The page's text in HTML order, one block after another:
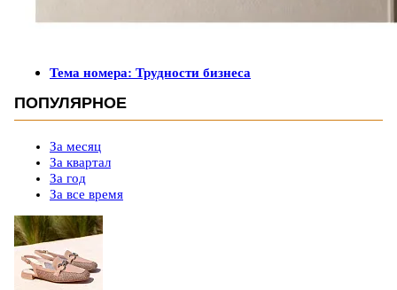
Тема номера: Трудности бизнеса
ПОПУЛЯРНОЕ
За месяц
За квартал
За год
За все время